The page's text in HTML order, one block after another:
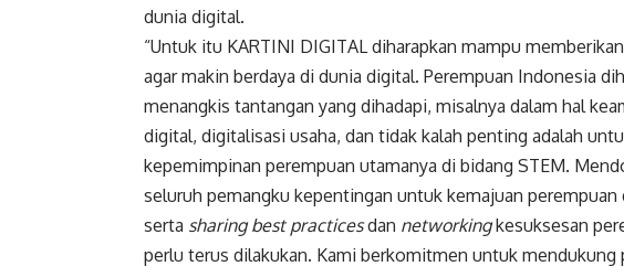
dunia digital.
“Untuk itu KARTINI DIGITAL diharapkan mampu
agar makin berdaya di dunia digital. Perempuan Indonesia
menangkis tantangan yang dihadapi, misalnya dalam hal
digital, digitalisasi usaha, dan tidak kalah penting adalah
kepemimpinan perempuan utamanya di bidang STEM.
seluruh pemangku kepentingan untuk kemajuan
serta sharing best practicesdan networkingkesuksesan
perlu terus dilakukan. Kami berkomitmen untuk mendukung